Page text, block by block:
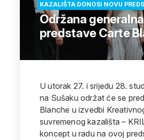
KAZALIŠTA DONOSI NOVU
Održana
predstave Carte
U utorak 27. i srijedu 28.
na Sušaku održat će se
Blanche u izvedbi
suvremenog kazališta –
koncept u radu na ovoj